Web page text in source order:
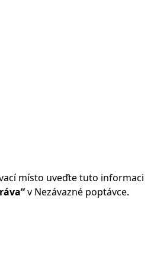
místo uveďte tuto informaci
v Nezávazné poptávce.